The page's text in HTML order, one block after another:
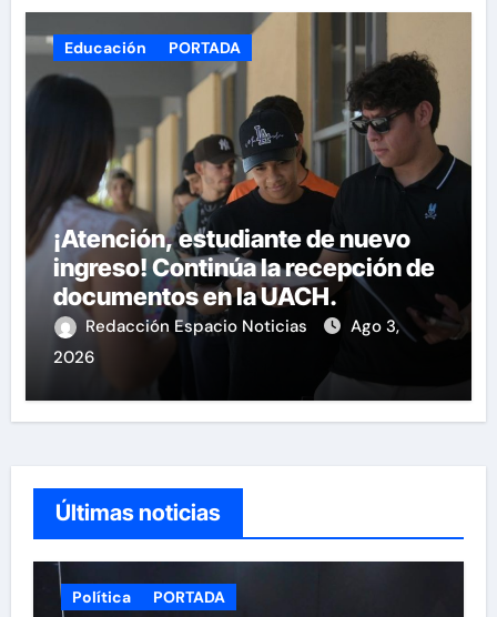
Educación PORTADA
¡Atención, estudiante de nuevo
ingreso! Continúa la recepción de
documentos en la UACH.
Redacción Espacio Noticias
Ago 3,
2026
Últimas noticias
Política PORTADA